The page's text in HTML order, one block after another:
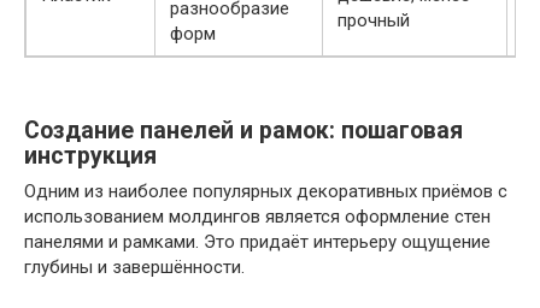
разнообразие
форм
прочный
Создание панелей и рамок: пошаговая
инструкция
Одним из наиболее популярных декоративных приёмов с
использованием молдингов является оформление стен
панелями и рамками. Это придаёт интерьеру ощущение
глубины и завершённости.